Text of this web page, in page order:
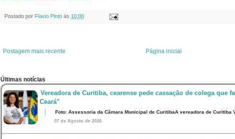
b
t
e
t
l
Postado por Flavio Pinto às 10:00
Postagem mais recente Página inicial
Últimas notícias
Vereadora de Curitiba, cearense pede cassação de colega que
Ceará"
Foto: Assessoria da Câmara Municipal de CuritibaA vereadora de Curitiba
07 de Agosto de 2026